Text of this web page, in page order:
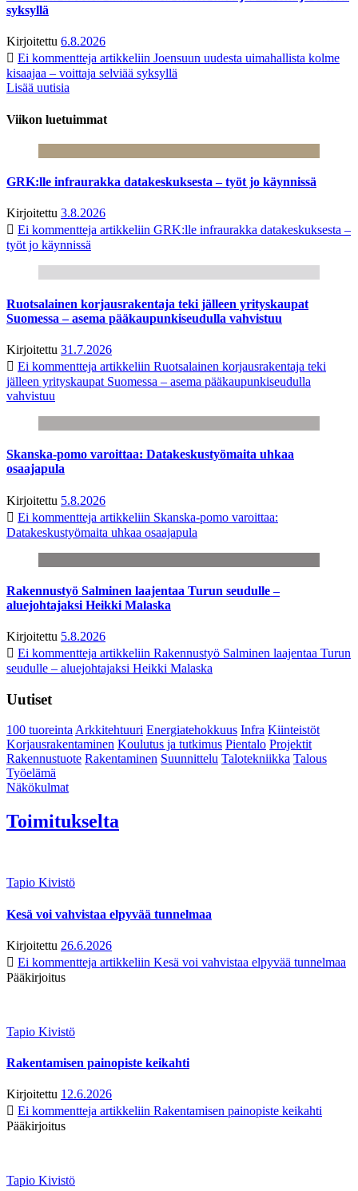
syksyllä
Kirjoitettu 6.8.2026
Ei kommentteja artikkeliin Joensuun uudesta uimahallista kolme
kisaajaa – voittaja selviää syksyllä
Lisää uutisia
Viikon luetuimmat
GRK:lle infraurakka datakeskuksesta – työt jo käynnissä
Kirjoitettu 3.8.2026
Ei kommentteja artikkeliin GRK:lle infraurakka datakeskuksesta –
työt jo käynnissä
Ruotsalainen korjausrakentaja teki jälleen yrityskaupat
Suomessa – asema pääkaupunkiseudulla vahvistuu
Kirjoitettu 31.7.2026
Ei kommentteja artikkeliin Ruotsalainen korjausrakentaja teki
jälleen yrityskaupat Suomessa – asema pääkaupunkiseudulla
vahvistuu
Skanska-pomo varoittaa: Datakeskustyömaita uhkaa
osaajapula
Kirjoitettu 5.8.2026
Ei kommentteja artikkeliin Skanska-pomo varoittaa:
Datakeskustyömaita uhkaa osaajapula
Rakennustyö Salminen laajentaa Turun seudulle –
aluejohtajaksi Heikki Malaska
Kirjoitettu 5.8.2026
Ei kommentteja artikkeliin Rakennustyö Salminen laajentaa Turun
seudulle – aluejohtajaksi Heikki Malaska
Uutiset
100 tuoreintaArkkitehtuuri Energiatehokkuus Infra Kiinteistöt
Korjausrakentaminen Koulutus ja tutkimus Pientalo Projektit
Rakennustuote Rakentaminen Suunnittelu Talotekniikka Talous
Työelämä
Näkökulmat
Toimitukselta
Tapio Kivistö
Kesä voi vahvistaa elpyvää tunnelmaa
Kirjoitettu 26.6.2026
Ei kommentteja artikkeliin Kesä voi vahvistaa elpyvää tunnelmaa
Pääkirjoitus
Tapio Kivistö
Rakentamisen painopiste keikahti
Kirjoitettu 12.6.2026
Ei kommentteja artikkeliin Rakentamisen painopiste keikahti
Pääkirjoitus
Tapio Kivistö